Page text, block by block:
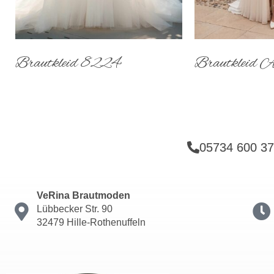
Brautkleid 8224 Brautkleid
05734 600
VeRina Brautmoden
Lübbecker Str. 90
32479 Hille-Rothenuffeln